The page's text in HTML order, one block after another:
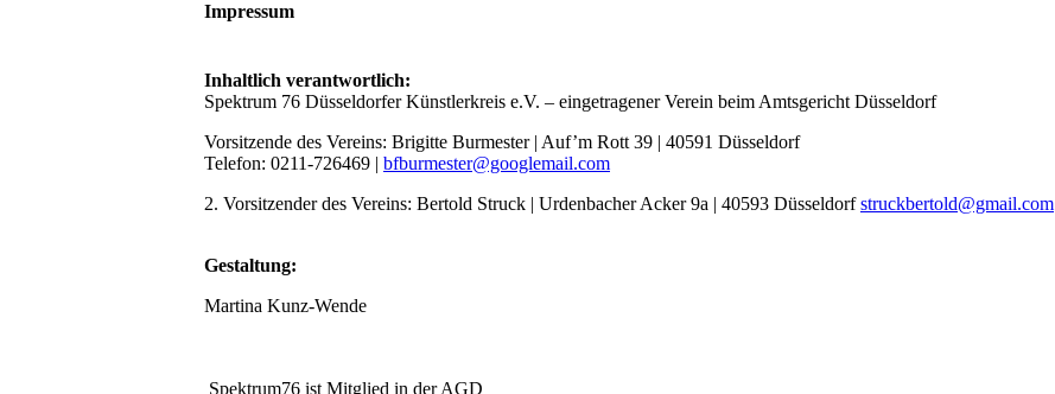
Impressum
Inhaltlich verantwortlich:
Spektrum 76 Düsseldorfer Künstlerkreis e.V. – eingetragener Verein beim Amtsgericht Düsseldorf
Vorsitzende des Vereins: Brigitte Burmester | Auf’m Rott 39 | 40591 Düsseldorf
Telefon: 0211-726469 | bfburmester@googlemail.com
2. Vorsitzender des Vereins: Bertold Struck | Urdenbacher Acker 9a | 40593 Düsseldorfstruckbertold@gmail.com
Gestaltung:
Martina Kunz-Wende
Spektrum76 ist Mitglied in der AGD